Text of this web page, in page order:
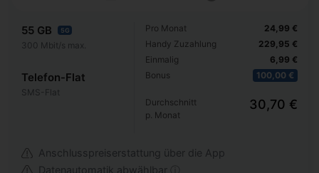
55 GB 5G
300 Mbit/s max.
Telefon-Flat
SMS-Flat
Pro Monat
Handy Zuzahlung
Einmalig
Bonus
24,99 €
229,95 €
6,99 €
100,00 €
Durchschnitt
p. Monat
30,70 €
Anschlusspreiserstattung über die App
Datenautomatik abwählbar ⓘ